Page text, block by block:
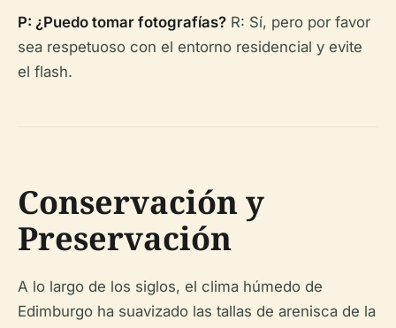
P: ¿Puedo tomar fotografías? R: Sí, pero por favor
sea respetuoso con el entorno residencial y evite
el flash.
Conservación y
Preservación
A lo largo de los siglos, el clima húmedo de
Edimburgo ha suavizado las tallas de arenisca de la